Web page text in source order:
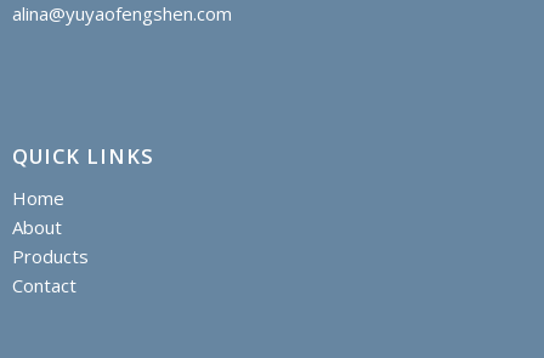
alina@yuyaofengshen.com
QUICK LINKS
Home
About
Products
Contact